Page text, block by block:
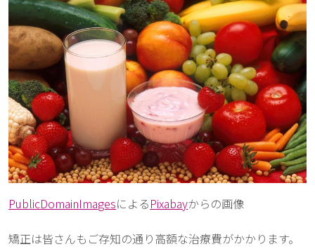
PublicDomainImagesによるPixabayからの画像
矯正は皆さんもご存知の通り高額な治療費がかかります。